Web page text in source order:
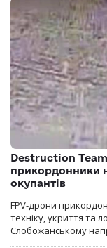
Destruction
прикордонники
окупантів
FPV-дрони
техніку, укриття та
Слобожанському